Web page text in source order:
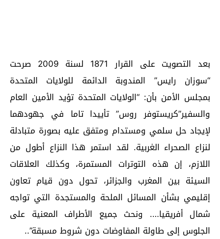
بعد التصويت على القرار 1871 لسنة 2009 صرحت
“سوزان رايس” المندوبة الدائمة للولايات المتحدة
بمجلس الأمن بأن: “الولايات المتحدة تؤيد الأمين العام
والسفير”كريستوفر روس” تأييدا تاما في جهودهما
لإيجاد حل سلمي ومستدام ومتفق عليه بصورة متبادلة
لنزاع الصحراء الغربية. لقد استمر هذا النزاع أطول من
اللازم، إن هذه التوترات المستمرة، وكذلك العلاقات
السيئة بين المغرب والجزائر، تحول دون قيام تعاون
إقليمي بشأن المسائل الملحة والمستجدة التي تواجه
شمال أفريقيا…. ونحث جميع الأطراف المعنية على
الجلوس إلى طاولة المفاوضات دون شروط مسبقة”..